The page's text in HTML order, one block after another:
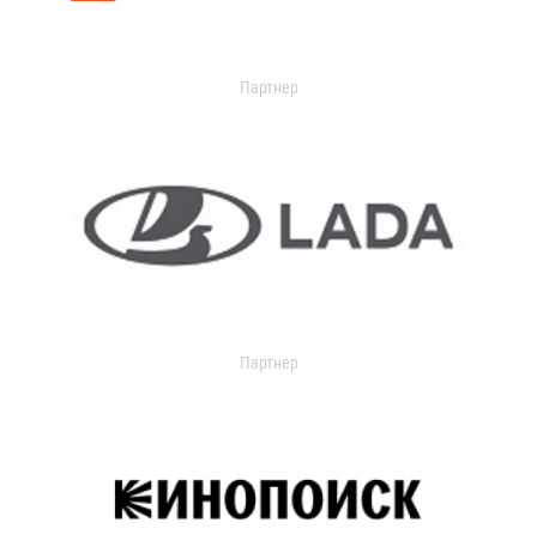
Партнер
Партнер